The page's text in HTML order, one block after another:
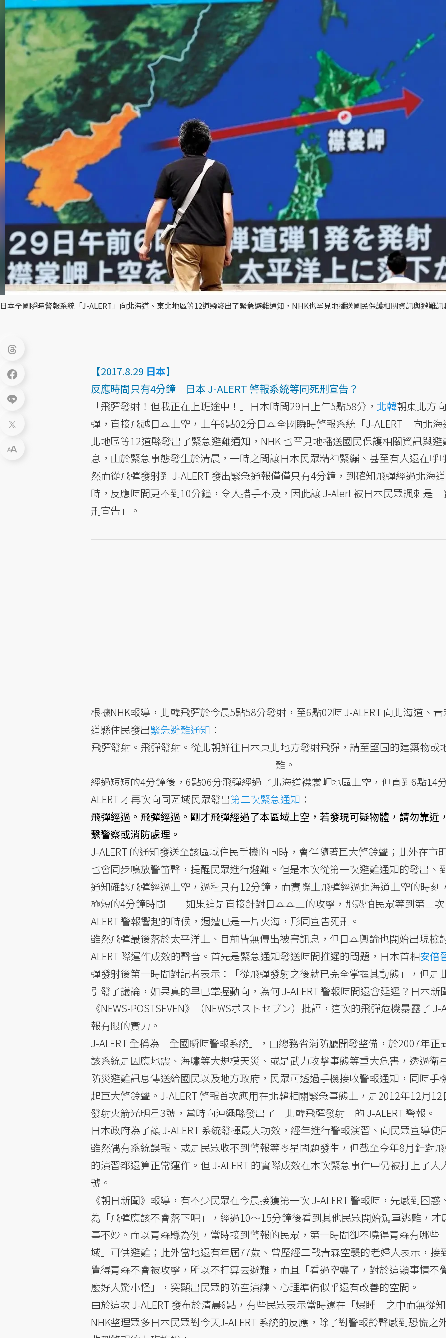
日本全國瞬時警報系統「J-ALERT」向北海道、東北地區等12道縣發出了緊急避難通知，NHK也罕見地播送國民保護相關資訊與避難訊
【2017.8.29 日本】
反應時間只有4分鐘 日本 J-ALERT 警報系統等同死刑宣告？
「飛彈發射！但我正在上班途中！」日本時間29日上午5點58分， 北韓朝東北方
彈，直接飛越日本上空，上午6點02分日本全國瞬時警報系統「J-ALERT」向北海
北地區等12道縣發出了緊急避難通知，NHK 也罕見地播送國民保護相關資訊與避
息，由於緊急事態發生於清晨，一時之間讓日本民眾精神緊繃、甚至有人還在呼
然而從飛彈發射到 J-ALERT 發出緊急通報僅僅只有4分鐘，到確知飛彈經過北海
時，反應時間更不到10分鐘，令人措手不及，因此讓 J-Alert 被日本民眾諷刺是「
刑宣告」。
根據NHK報導，北韓飛彈於今晨5點58分發射，至6點02時 J-ALERT 向北海道、
道縣住民發出緊急避難通知 ：
飛彈發射。飛彈發射。從北朝鮮往日本東北地方發射飛彈，請至堅固的建築物或
難。
經過短短的4分鐘後，6點06分飛彈經過了北海道襟裳岬地區上空，但直到6點14
ALERT 才再次向同區域民眾發出第二次緊急通知 ：
飛彈經過。飛彈經過。剛才飛彈經過了本區域上空，若發現可疑物體，請勿靠近
繫警察或消防處理。
J-ALERT 的通知發送至該區域住民手機的同時，會伴隨著巨大警鈴聲；此外在市
也會同步鳴放警笛聲，提醒民眾進行避難。但是本次從第一次避難通知的發出、
通知確認飛彈經過上空，過程只有12分鐘，而實際上飛彈經過北海道上空的時刻
極短的4分鐘時間——如果這是直接針對日本本土的攻擊，那恐怕民眾等到第二次
ALERT 警報響起的時候，週遭已是一片火海，形同宣告死刑。
雖然飛彈最後落於太平洋上、目前皆無傳出被害訊息，但日本輿論也開始出現檢
ALERT 際運作成效的聲音。首先是緊急通知發送時間推遲的問題，日本首相安倍
彈發射後第一時間對記者表示：「從飛彈發射之後就已完全掌握其動態」，但是
引發了議論，如果真的早已掌握動向，為何 J-ALERT 警報時間還會延遲？日本新
《NEWS-POSTSEVEN》（NEWSポストセブン）批評，這次的飛彈危機暴露了 J-
報有限的實力。
J-ALERT 全稱為「全國瞬時警報系統」，由總務省消防廳開發整備，於2007年正
該系統是因應地震、海嘯等大規模天災、或是武力攻擊事態等重大危害，透過衛
防災避難訊息傳送給國民以及地方政府，民眾可透過手機接收警報通知，同時手
起巨大警鈴聲。J-ALERT 警報首次應用在北韓相關緊急事態上，是2012年12月12
發射火箭光明星3號，當時向沖繩縣發出了「北韓飛彈發射」的 J-ALERT 警報。
日本政府為了讓 J-ALERT 系統發揮最大功效，經年進行警報演習、向民眾宣導使
雖然偶有系統誤報、或是民眾收不到警報等零星問題發生，但截至今年8月針對
的演習都還算正常運作。但 J-ALERT 的實際成效在本次緊急事件中仍被打上了大
號。
《朝日新聞》報導，有不少民眾在今晨接獲第一次 J-ALERT 警報時，先感到困惑
為「飛彈應該不會落下吧」，經過10～15分鐘後看到其他民眾開始駕車逃離，才
事不妙。而以青森縣為例，當時接到警報的民眾，第一時間卻不曉得青森有哪些
域」可供避難；此外當地還有年屆77歲、曾歷經二戰青森空襲的老婦人表示，接
覺得青森不會被攻擊，所以不打算去避難，而且「看過空襲了，對於這類事情不
麼好大驚小怪」，突顯出民眾的防空演練、心理準備似乎還有改善的空間。
由於這次 J-ALERT 發布於清晨6點，有些民眾表示當時還在「爆睡」之中而無從知
NHK整理眾多日本民眾對今天J-ALERT 系統的反應，除了對警報鈴聲感到恐慌之